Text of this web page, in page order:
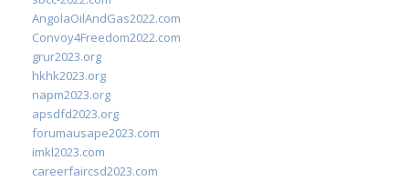
AngolaOilAndGas2022.com
Convoy4Freedom2022.com
grur2023.org
hkhk2023.org
napm2023.org
apsdfd2023.org
forumausape2023.com
imkl2023.com
careerfaircsd2023.com